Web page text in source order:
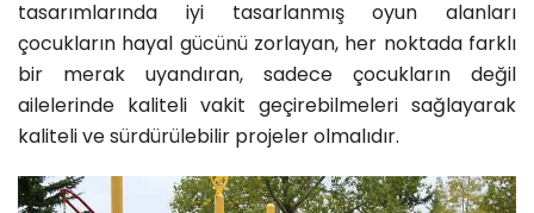
tasarımlarında iyi tasarlanmış oyun alanları
çocukların hayal gücünü zorlayan, her noktada farklı
bir merak uyandıran, sadece çocukların değil
ailelerinde kaliteli vakit geçirebilmeleri sağlayarak
kaliteli ve sürdürülebilir projeler olmalıdır.